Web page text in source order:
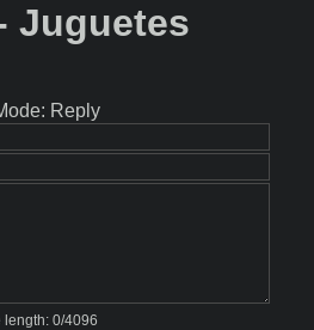
Juguetes
Reply
length: 0/4096